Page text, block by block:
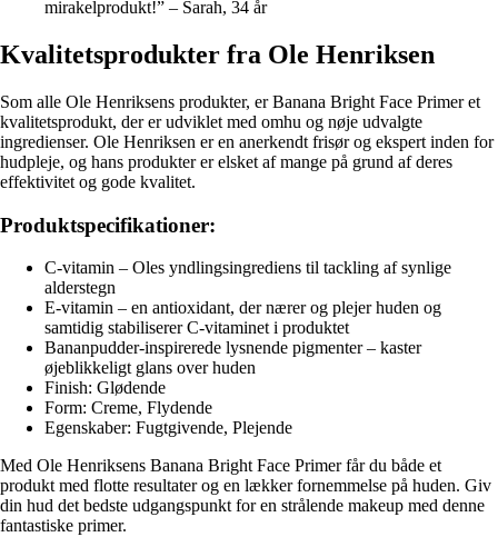
mirakelprodukt!” – Sarah, 34 år
Kvalitetsprodukter fra Ole Henriksen
Som alle Ole Henriksens produkter, er Banana Bright Face Primer et
kvalitetsprodukt, der er udviklet med omhu og nøje udvalgte
ingredienser. Ole Henriksen er en anerkendt frisør og ekspert inden for
hudpleje, og hans produkter er elsket af mange på grund af deres
effektivitet og gode kvalitet.
Produktspecifikationer:
C-vitamin – Oles yndlingsingrediens til tackling af synlige
alderstegn
E-vitamin – en antioxidant, der nærer og plejer huden og
samtidig stabiliserer C-vitaminet i produktet
Bananpudder-inspirerede lysnende pigmenter – kaster
øjeblikkeligt glans over huden
Finish: Glødende
Form: Creme, Flydende
Egenskaber: Fugtgivende, Plejende
Med Ole Henriksens Banana Bright Face Primer får du både et
produkt med flotte resultater og en lækker fornemmelse på huden. Giv
din hud det bedste udgangspunkt for en strålende makeup med denne
fantastiske primer.